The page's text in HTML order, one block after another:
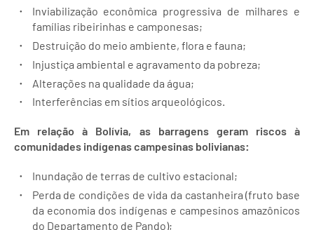
Inviabilização econômica progressiva de milhares e
famílias ribeirinhas e camponesas;
Destruição do meio ambiente, flora e fauna;
Injustiça ambiental e agravamento da pobreza;
Alterações na qualidade da água;
Interferências em sítios arqueológicos.
Em relação à Bolívia, as barragens geram riscos à
comunidades indígenas campesinas bolivianas:
Inundação de terras de cultivo estacional;
Perda de condições de vida da castanheira (fruto base
da economia dos indígenas e campesinos amazônicos
do Departamento de Pando);